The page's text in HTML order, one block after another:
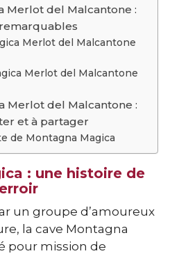
Merlot del Malcantone :
Merlot del Malcantone
Merlot del Malcantone
Merlot del Malcantone :
et à partager
de Montagna Magica
: une histoire de
un groupe d’amoureux
la cave Montagna
pour mission de